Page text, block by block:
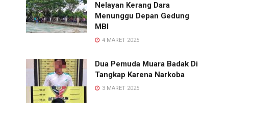
Nelayan Kerang Dara
Menunggu Depan Gedung
MBI
4 MARET 2025
Dua Pemuda Muara Badak Di
Tangkap Karena Narkoba
3 MARET 2025